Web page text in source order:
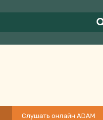
Слушать онлайн ADAM